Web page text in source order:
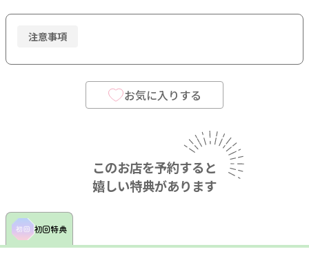
お気に入りする
注意事項
このお店を予約すると
嬉しい特典があります
初回特典